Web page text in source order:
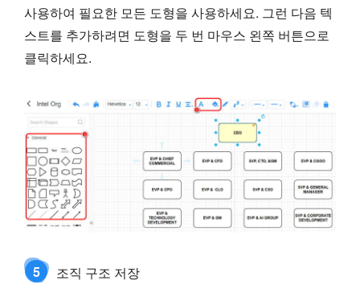
사용하여 필요한 모든 도형을 사용하세요. 그런 다음 텍
스트를 추가하려면 도형을 두 번 마우스 왼쪽 버튼으로
클릭하세요.
5 조직 구조 저장